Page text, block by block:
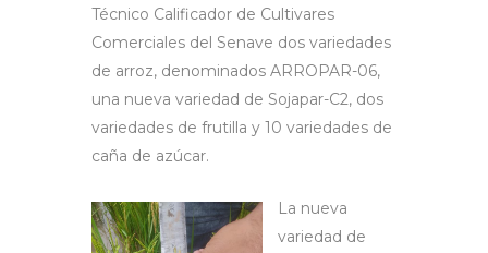
Técnico Calificador de Cultivares
Comerciales del Senave dos variedades
de arroz, denominados ARROPAR-06,
una nueva variedad de Sojapar-C2, dos
variedades de frutilla y 10 variedades de
caña de azúcar.
La nueva
variedad de